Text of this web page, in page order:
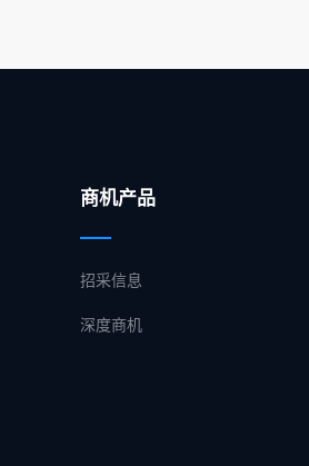
商机产品
招采信息
深度商机